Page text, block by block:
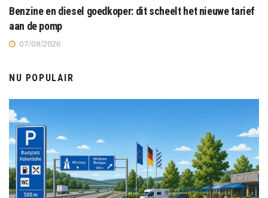
Benzine en diesel goedkoper: dit scheelt het nieuwe tarief
aan de pomp
07/08/2026
NU POPULAIR